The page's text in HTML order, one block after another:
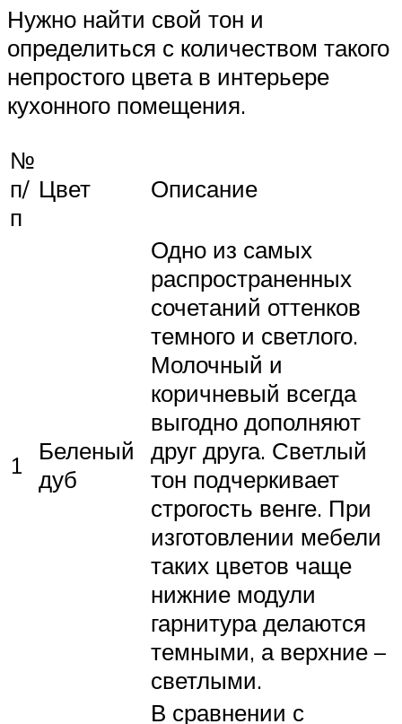
Нужно найти свой тон и
определиться с количеством такого
непростого цвета в интерьере
кухонного помещения.
№
п/
п
Цвет Описание
1
Беленый
дуб
Одно из самых
распространенных
сочетаний оттенков
темного и светлого.
Молочный и
коричневый всегда
выгодно дополняют
друг друга. Светлый
тон подчеркивает
строгость венге. При
изготовлении мебели
таких цветов чаще
нижние модули
гарнитура делаются
темными, а верхние –
светлыми.
В сравнении с